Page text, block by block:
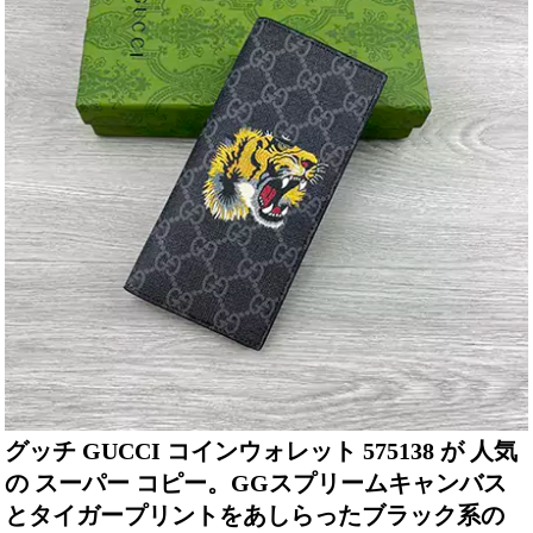
グッチ GUCCI コインウォレット 575138 が 人気
の スーパー コピー。GGスプリームキャンバス
とタイガープリントをあしらったブラック系の